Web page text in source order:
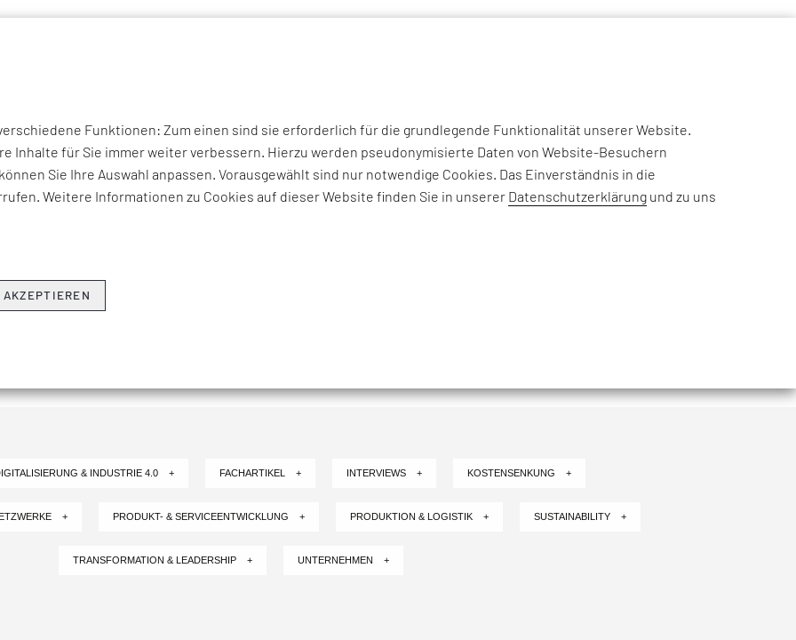
THEMEN & NEWS
zu aktuellen Fach-, Technologie- und Branchenherausforderungen, Informationen zu
Beratungsangeboten, Seminaren und Events sowie Unternehmensthemen:
& INDUSTRIE 4.0 + FACHARTIKEL + INTERVIEWS + KOSTENSENKUNG +
+ PRODUKT- & SERVICEENTWICKLUNG + PRODUKTION & LOGISTIK + SUSTAINABILITY +
TRANSFORMATION & LEADERSHIP + UNTERNEHMEN +
Funktionen: Zum einen sind sie erforderlich für die grundlegende Funktionalität unserer Website.
Inhalte für Sie immer weiter verbessern. Hierzu werden pseudonymisierte Daten von Website-Besuchern
Sie Ihre Auswahl anpassen. Vorausgewählt sind nur notwendige Cookies. Das Einverständnis in die
Weitere Informationen zu Cookies auf dieser Website finden Sie in unserer Datenschutzerklärung und zu uns